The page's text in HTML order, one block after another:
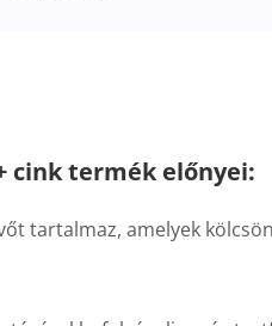
cink termék előnyei:
tartalmaz, amelyek